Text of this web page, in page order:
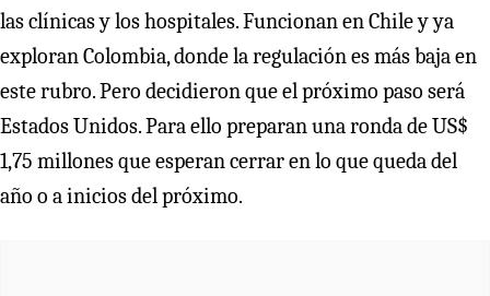
las clínicas y los hospitales. Funcionan en Chile y ya
exploran Colombia, donde la regulación es más baja en
este rubro. Pero decidieron que el próximo paso será
Estados Unidos. Para ello preparan una ronda de US$
1,75 millones que esperan cerrar en lo que queda del
año o a inicios del próximo.